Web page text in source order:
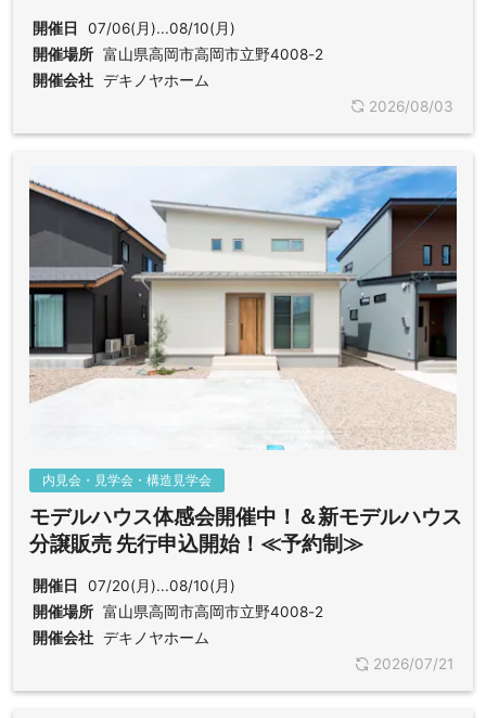
開催日
07/06(月)...08/10(月)
開催場所 富山県高岡市高岡市立野4008-2
開催会社 デキノヤホーム
2026/08/03
内見会・見学会・構造見学会
モデルハウス体感会開催中！＆新モデルハウス
分譲販売 先行申込開始！≪予約制≫
開催日
07/20(月)...08/10(月)
開催場所 富山県高岡市高岡市立野4008-2
開催会社 デキノヤホーム
2026/07/21